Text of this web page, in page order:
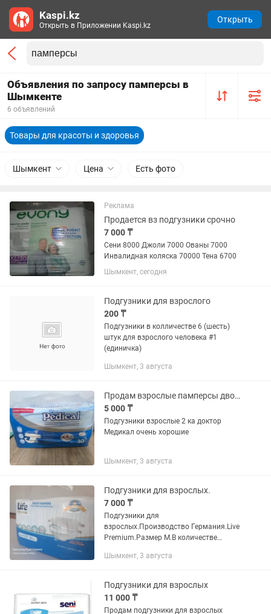
Объявления по запросу памперсы в
Шымкенте
6 объявлений
Товары для красоты и здоровья
Шымкент Цена Есть фото
Реклама
Продается вз подгузники срочно
7 000 ₸
Сени 8000 Джоли 7000 Ованы 7000
Инвалидная коляска 70000 Тена 6700
Шымкент, сегодня
Подгузники для взрослого
200 ₸
Подгузники в колличестве 6 (шесть)
штук для взрослого человека #1
(единичка)
Шымкент, 3 августа
Продам взрослые памперсы двойка
5 000 ₸
Подгузники взрослые 2 ка доктор
Медикал очень хорошие
Шымкент, 3 августа
Подгузники для взрослых.
7 000 ₸
Подгузники для
взрослых.Производство Германия.Live
Premium.Размер М.В количестве
Шымкент, 3 августа
Подгузники для взрослых
11 000 ₸
Продам подгузники для взрослых
Kaspi.kz
Открыть в Приложении Kaspi.kz
Открыть